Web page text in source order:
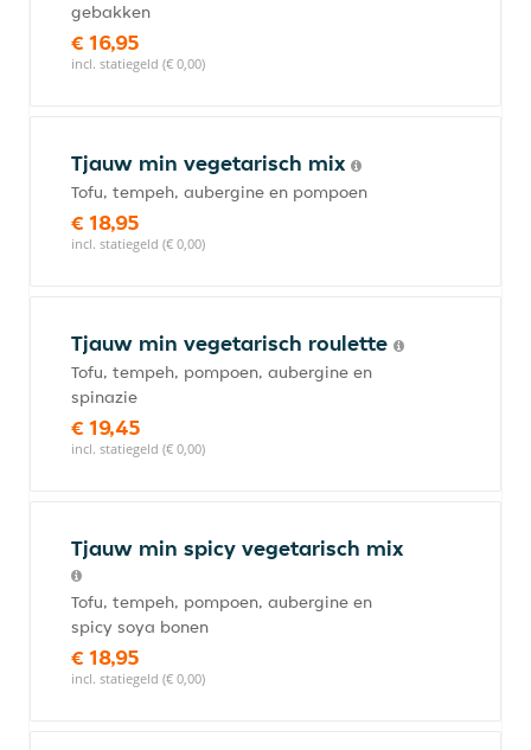
gebakken
€ 16,95
incl. statiegeld (€ 0,00)
Tjauw min vegetarisch mix
Tofu, tempeh, aubergine en pompoen
€ 18,95
incl. statiegeld (€ 0,00)
Tjauw min vegetarisch roulette
Tofu, tempeh, pompoen, aubergine en
spinazie
€ 19,45
incl. statiegeld (€ 0,00)
Tjauw min spicy vegetarisch mix
Tofu, tempeh, pompoen, aubergine en
spicy soya bonen
€ 18,95
incl. statiegeld (€ 0,00)